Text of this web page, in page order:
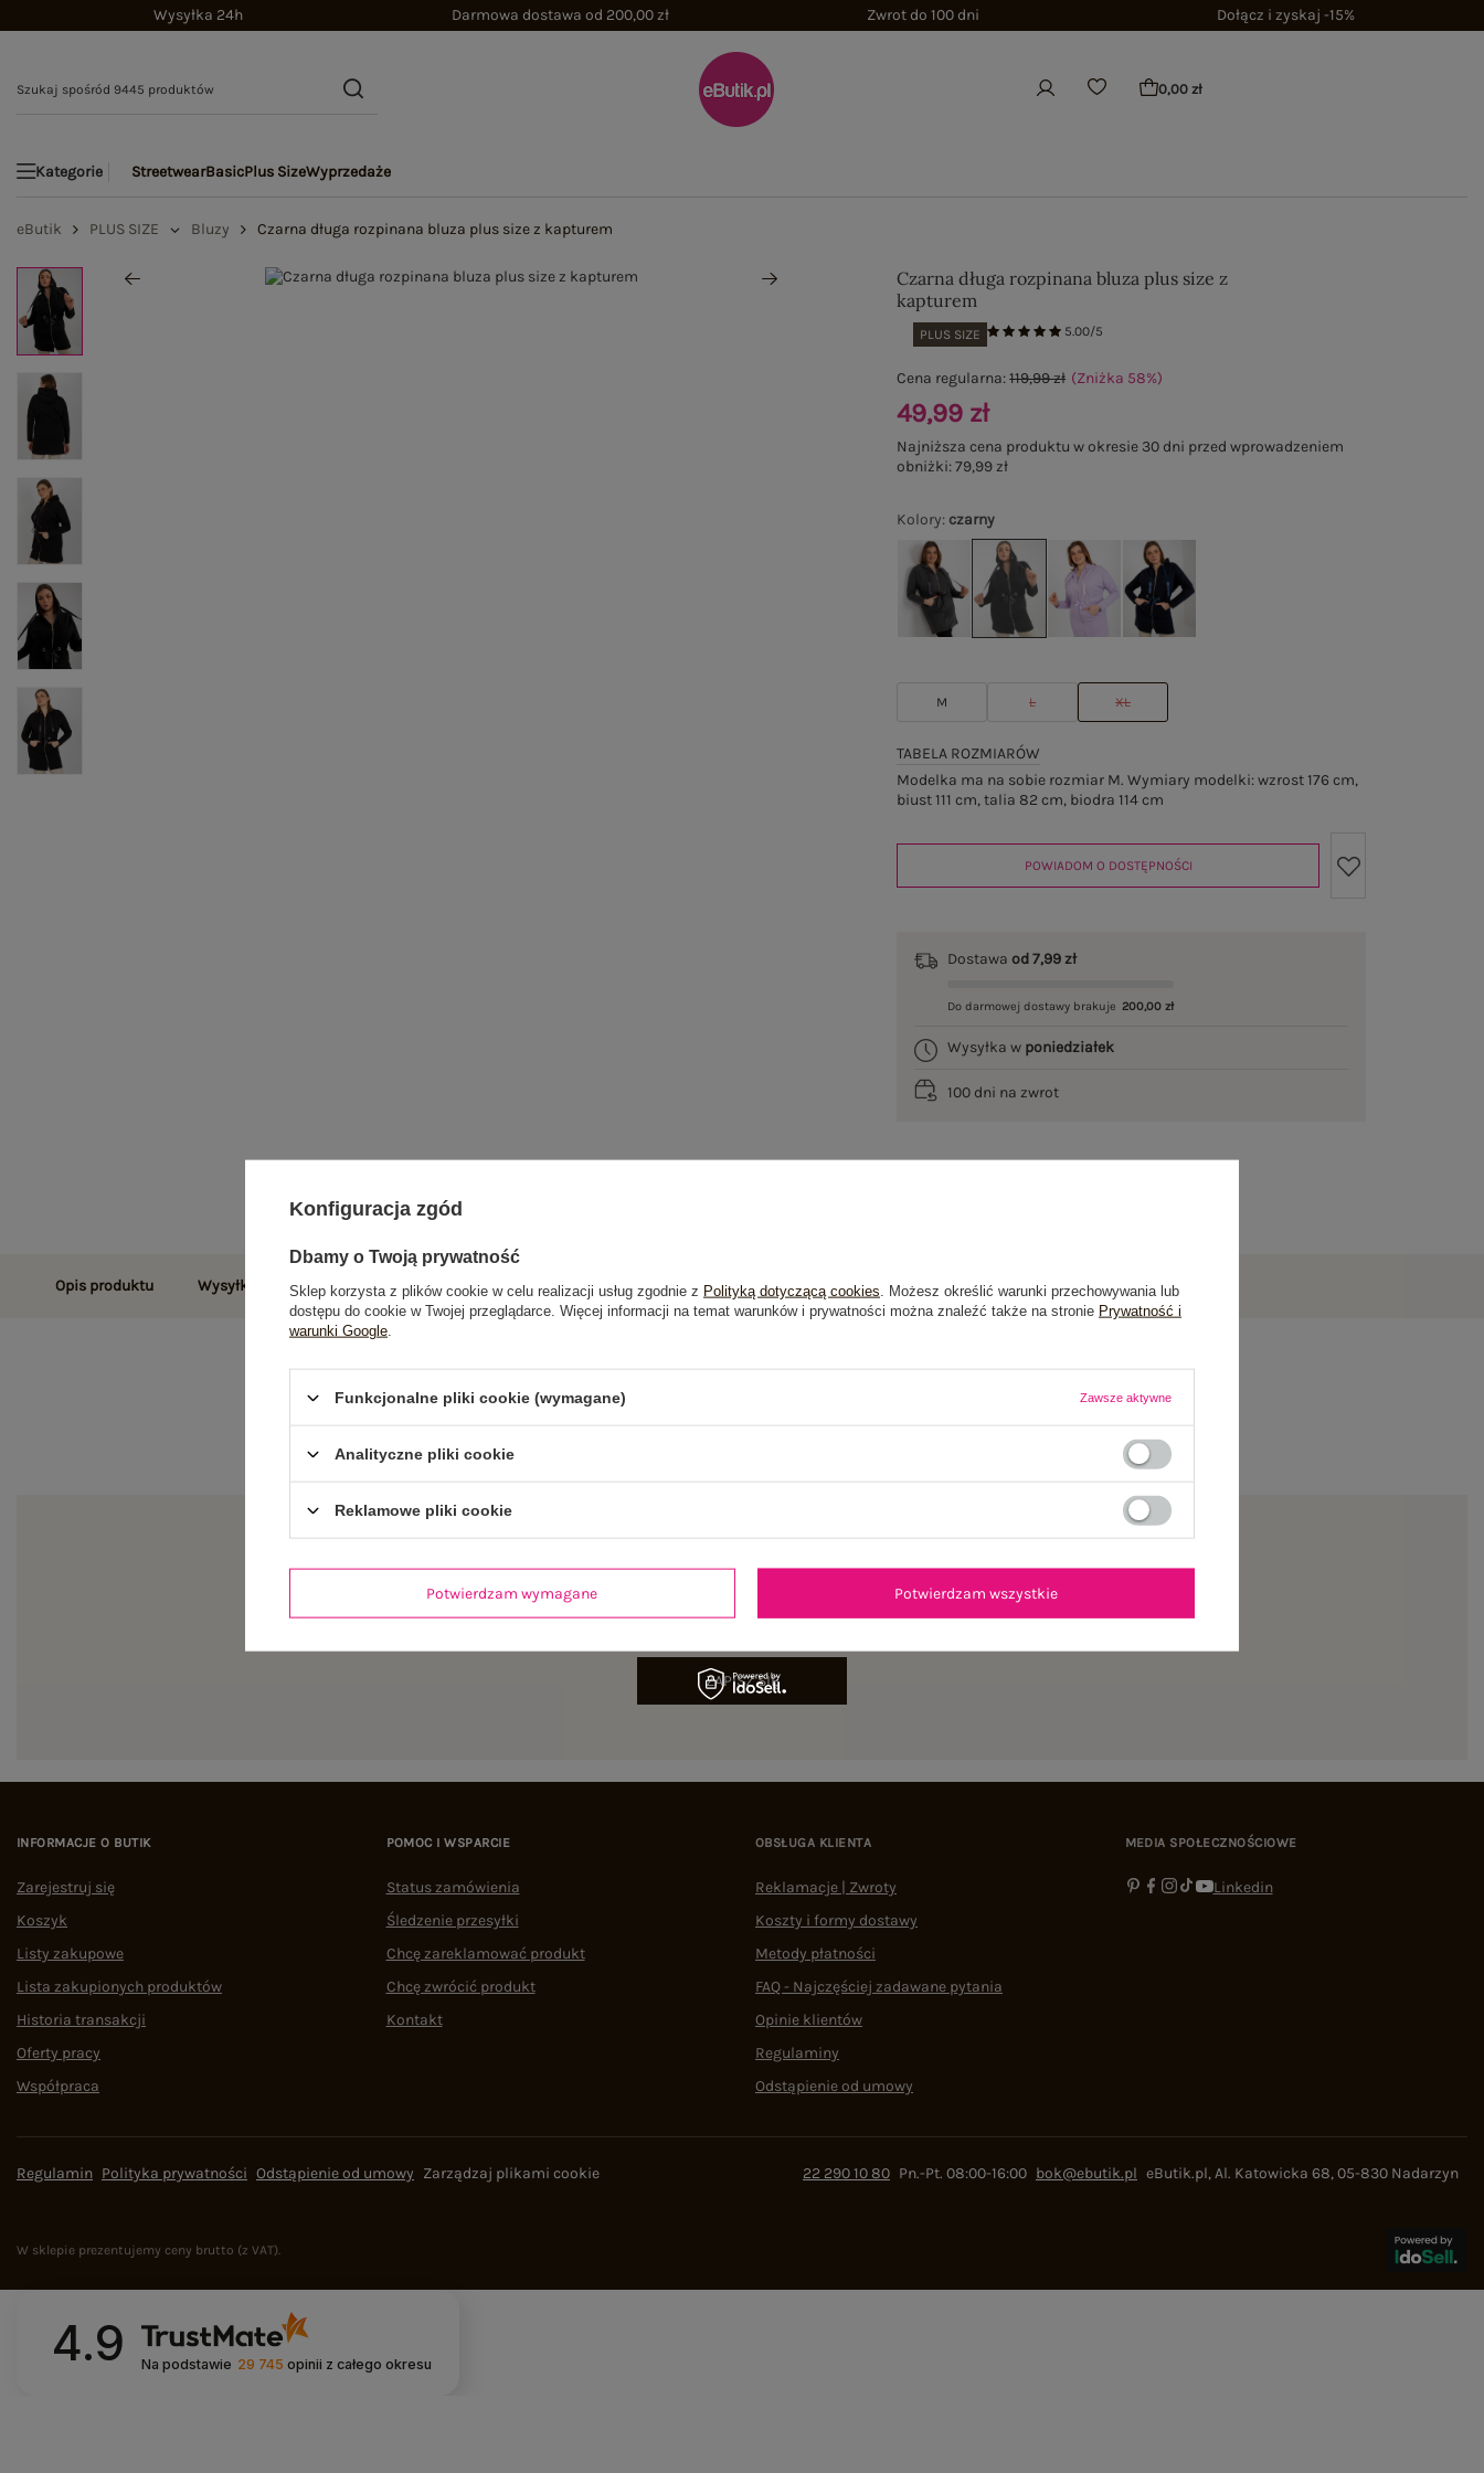
Wysyłka 24h Darmowa dostawa od 200,00 zł Zwrot do 100 dni Dołącz i zyskaj -15%
0,00 zł
Kategorie StreetwearBasicPlus SizeWyprzedaże
eButik PLUS SIZE Bluzy Czarna długa rozpinana bluza plus size z kapturem
Czarna długa rozpinana bluza plus size z
kapturem
PLUS SIZE 5.00/5
Kolory: czarny
M L XL
TABELA ROZMIARÓW
Modelka ma na sobie rozmiar M. Wymiary modelki: wzrost 176 cm,
biust 111 cm, talia 82 cm, biodra 114 cm
Cena regularna:119,99 zł (Zniżka 58%)
49,99 zł
Najniższa cena produktu w okresie 30 dni przed wprowadzeniem
obniżki:79,99 zł
POWIADOM O DOSTĘPNOŚCI
Dostawaod 7,99 zł
Do darmowej dostawy brakuje 200,00 zł
Wysyłka w poniedziałek
100 dni na zwrot
Opis produktu Wysyłka i dostawa Zwroty i reklamacje Opinie o produkcie(2)
NEWSLETTER
Zapisz się do naszego newslettera i otrzymaj 15% zniżki na pierwsze zamówienie
ZAPISZ SIĘ
INFORMACJE O BUTIK
Zarejestruj się
Koszyk
Listy zakupowe
Lista zakupionych produktów
Historia transakcji
Oferty pracy
Współpraca
POMOC I WSPARCIE
Status zamówienia
Śledzenie przesyłki
Chcę zareklamować produkt
Chcę zwrócić produkt
Kontakt
OBSŁUGA KLIENTA
Reklamacje | Zwroty
Koszty i formy dostawy
Metody płatności
FAQ - Najczęściej zadawane pytania
Opinie klientów
Regulaminy
Odstąpienie od umowy
MEDIA SPOŁECZNOŚCIOWE
Linkedin
Regulamin Polityka prywatności Odstąpienie od umowy Zarządzaj plikami cookie 22 290 10 80 Pn.-Pt. 08:00-16:00 bok@ebutik.pl eButik.pl,Al. Katowicka 68,05-830 Nadarzyn
W sklepie prezentujemy ceny brutto (z VAT).
4.9 Na podstawie 29 745 opinii z całego okresu
Konfiguracja zgód
Dbamy o Twoją prywatność
Sklep korzysta z plików cookie w celu realizacji usług zgodnie z Polityką dotyczącą cookies . Możesz określić warunki przechowywania lub
dostępu do cookie w Twojej przeglądarce. Więcej informacji na temat warunków i prywatności można znaleźć także na stronie Prywatność i
warunki Google
Funkcjonalne pliki cookie (wymagane) Zawsze aktywne
Analityczne pliki cookie
Reklamowe pliki cookie
Potwierdzam wymagane Potwierdzam wszystkie